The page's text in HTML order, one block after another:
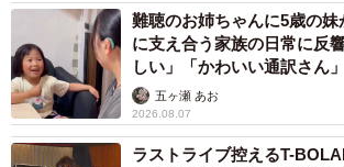
難聴のお姉ちゃんに5歳の
に支え合う家族の日常に反
しい」「かわいい通訳さん」
五ヶ瀬 あお
2026.08.07
ラストライブ控えるT-